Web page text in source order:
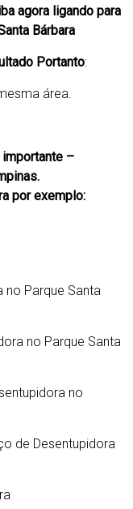
agora ligando para
Bárbara
Portanto:
área.
importante –
por exemplo:
no Parque Santa
no Parque Santa
no
de Desentupidora